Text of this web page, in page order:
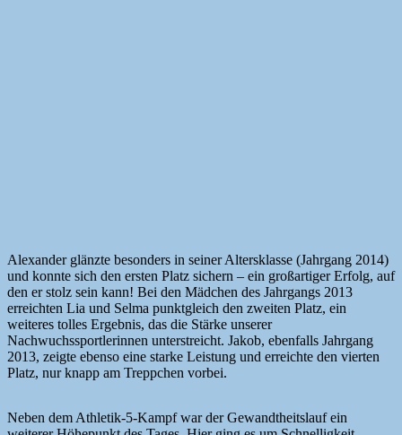
Alexander glänzte besonders in seiner Altersklasse (Jahrgang 2014)
und konnte sich den ersten Platz sichern – ein großartiger Erfolg, auf
den er stolz sein kann! Bei den Mädchen des Jahrgangs 2013
erreichten Lia und Selma punktgleich den zweiten Platz, ein
weiteres tolles Ergebnis, das die Stärke unserer
Nachwuchssportlerinnen unterstreicht. Jakob, ebenfalls Jahrgang
2013, zeigte ebenso eine starke Leistung und erreichte den vierten
Platz, nur knapp am Treppchen vorbei.
Neben dem Athletik-5-Kampf war der Gewandtheitslauf ein